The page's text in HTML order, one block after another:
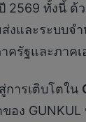
ทั้งนี้ ด้
งและระบบ
ครัฐและภาค
การเติบโตใน
อง